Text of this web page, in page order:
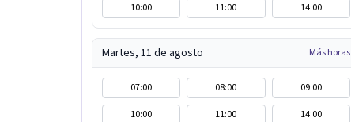
10:00
11:00 14:00
Martes, 11 de agosto Más horas
07:00 08:00
09:00
10:00
11:00 14:00